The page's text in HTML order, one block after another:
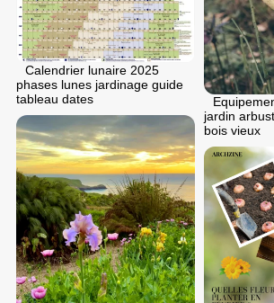
jardin
bois vieux
Calendrier lunaire 2025
phases lunes jardinage guide
tableau dates